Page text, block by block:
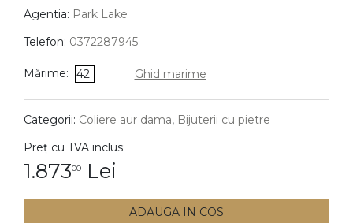
Coliere
Lanturi
Pandantive
DIAMANTE Vezi toate
Cercei
Agentia: Park Lake
Telefon: 0372287945
Mărime: 42 Ghid marime
Categorii: Coliere aur dama, Bijuterii cu pietre
Preț cu TVA inclus:
1.87300 Lei
ADAUGA IN COS